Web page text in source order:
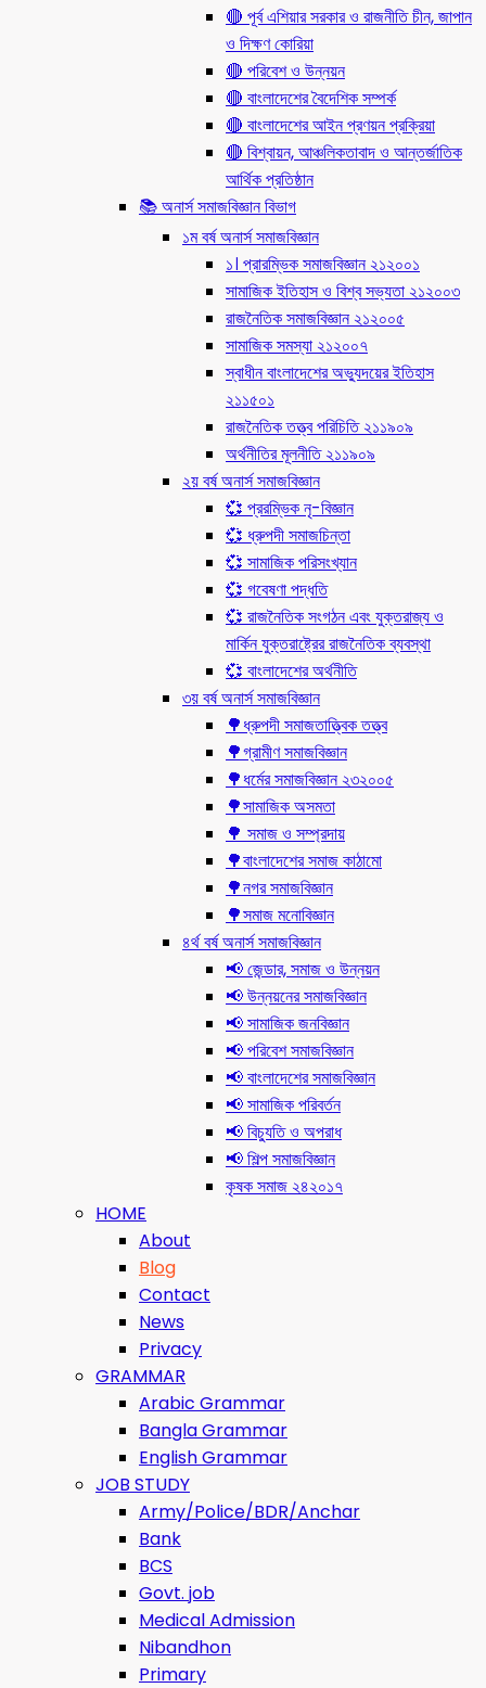
🔴 পূর্ব এশিয়ার সরকার ও রাজনীতি চীন, জাপান
ও দিক্ষণ কোরিয়া
🔴 পরিবেশ ও উন্নয়ন
🔴 বাংলাদেশের বৈদেশিক সম্পর্ক
🔴 বাংলাদেশের আইন প্রণয়ন প্রক্রিয়া
🔴 বিশ্বায়ন, আঞ্চলিকতাবাদ ও আন্তর্জাতিক
আর্থিক প্রতিষ্ঠান
📚 অনার্স সমাজবিজ্ঞান বিভাগ
১ম বর্ষ অনার্স সমাজবিজ্ঞান
১। প্রারম্ভিক সমাজবিজ্ঞান ২১২০০১
সামাজিক ইতিহাস ও বিশ্ব সভ্যতা ২১২০০৩
রাজনৈতিক সমাজবিজ্ঞান ২১২০০৫
সামাজিক সমস্যা ২১২০০৭
স্বাধীন বাংলাদেশের অভ্যুদয়ের ইতিহাস
২১১৫০১
রাজনৈতিক তত্ত্ব পরিচিতি ২১১৯০৯
অর্থনীতির মূলনীতি ২১১৯০৯
২য় বর্ষ অনার্স সমাজবিজ্ঞান
💞 প্ররম্ভিক নৃ-বিজ্ঞান
💞 ধ্রুপদী সমাজচিন্তা
💞 সামাজিক পরিসংখ্যান
💞 গবেষণা পদ্ধতি
💞 রাজনৈতিক সংগঠন এবং যুক্তরাজ্য ও
মার্কিন যুক্তরাষ্ট্রের রাজনৈতিক ব্যবস্থা
💞 বাংলাদেশের অর্থনীতি
৩য় বর্ষ অনার্স সমাজবিজ্ঞান
🌳ধ্রুপদী সমাজতাত্ত্বিক তত্ত্ব
🌳গ্রামীণ সমাজবিজ্ঞান
🌳ধর্মের সমাজবিজ্ঞান ২৩২০০৫
🌳সামাজিক অসমতা
🌳 সমাজ ও সম্প্রদায়
🌳বাংলাদেশের সমাজ কাঠামো
🌳নগর সমাজবিজ্ঞান
🌳সমাজ মনোবিজ্ঞান
৪র্থ বর্ষ অনার্স সমাজবিজ্ঞান
📢 জেন্ডার, সমাজ ও উন্নয়ন
📢 উন্নয়নের সমাজবিজ্ঞান
📢 সামাজিক জনবিজ্ঞান
📢 পরিবেশ সমাজবিজ্ঞান
📢 বাংলাদেশের সমাজবিজ্ঞান
📢 সামাজিক পরিবর্তন
📢 বিচ্যুতি ও অপরাধ
📢 শিল্প সমাজবিজ্ঞান
কৃষক সমাজ ২৪২০১৭
HOME
About
Blog
Contact
News
Privacy
GRAMMAR
Arabic Grammar
Bangla Grammar
English Grammar
JOB STUDY
Army/Police/BDR/Anchar
Bank
BCS
Govt. job
Medical Admission
Nibandhon
Primary